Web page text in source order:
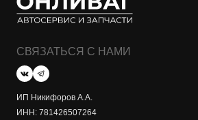
СВЯЗАТЬСЯ С НАМИ
ИП Никифоров А.А.
ИНН: 781426507264